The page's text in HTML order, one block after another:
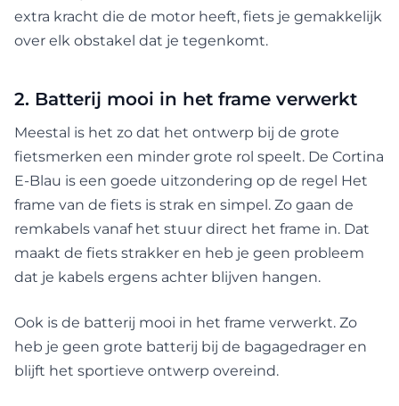
extra kracht die de motor heeft, fiets je gemakkelijk
over elk obstakel dat je tegenkomt.
2. Batterij mooi in het frame verwerkt
Meestal is het zo dat het ontwerp bij de grote
fietsmerken een minder grote rol speelt. De Cortina
E-Blau is een goede uitzondering op de regel Het
frame van de fiets is strak en simpel. Zo gaan de
remkabels vanaf het stuur direct het frame in. Dat
maakt de fiets strakker en heb je geen probleem
dat je kabels ergens achter blijven hangen.
Ook is de batterij mooi in het frame verwerkt. Zo
heb je geen grote batterij bij de bagagedrager en
blijft het sportieve ontwerp overeind.